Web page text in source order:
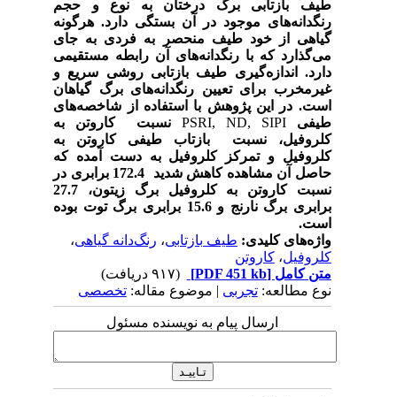
طیف بازتابی برگ درختان به نوع و حجم
رنگدانه‌های موجود در آن بستگی دارد. هرگونه
گیاهی از خود طیف منحصر به فردی به جای
می‌گذارد که با رنگدانه‌های آن رابطه مستقیمی
دارد. اندازه‌گیری طیف بازتابی روشی سریع و
غیرمخرب برای تعیین رنگدانه‌های برگ گیاهان
است. در این پژوهش با استفاده از شاخصه‌های
طیفی PSRI, ND, SIPIنسبت کاروتن به
کلروفیل، نسبت بازتاب طیفی کاروتن به
کلروفیل و تمرکز کلروفیل به دست آمده که
حاصل آن مشاهده کاهش شدید 172.4 برابری
در
نسبت کاروتن به کلروفیل برگ زیتون، 27.7
برابری برگ نارنج و 15.6 برابری برگ توت بوده
است.
واژه‌های کلیدی:طیف بازتابی،رنگ‌دانه گیاهی،
کلروفیل،کاروتن
متن کامل[PDF 451 kb]
نوع مطالعه:تجربی| موضوع مقاله:تخصصی
ارسال پیام به نویسنده مسئول